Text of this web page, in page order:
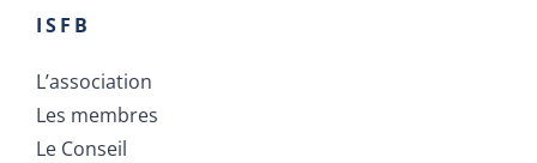
ISFB
L’association
Les membres
Le Conseil